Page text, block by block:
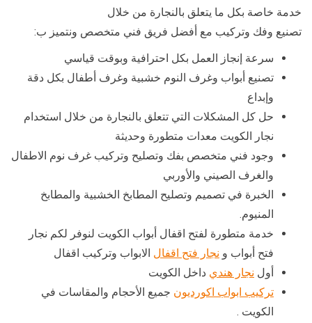
خدمة خاصة بكل ما يتعلق بالنجارة من خلال
تصنيع وفك وتركيب مع أفضل فريق فني متخصص ونتميز ب:
سرعة إنجاز العمل بكل احترافية وبوقت قياسي
تصنيع أبواب وغرف النوم خشبية وغرف أطفال بكل دقة
وإبداع
حل كل المشكلات التي تتعلق بالنجارة من خلال استخدام
نجار الكويت معدات متطورة وحديثة
وجود فني متخصص بفك وتصليح وتركيب غرف نوم الاطفال
والغرف الصيني والأوربي
الخبرة في تصميم وتصليح المطابخ الخشبية والمطابخ
المنيوم.
خدمة متطورة لفتح اقفال أبواب الكويت لنوفر لكم نجار
فتح أبواب و نجار فتح اقفال الابواب وتركيب اقفال
أول نجار هندي داخل الكويت
تركيب ابواب اكورديون جميع الأحجام والمقاسات في
الكويت .